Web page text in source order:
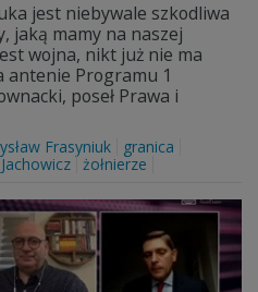
jest niebywale szkodliwa
jaką mamy na naszej
wojna, nikt już nie ma
antenie Programu 1
poseł Prawa i
Frasyniuk
granica
żołnierze